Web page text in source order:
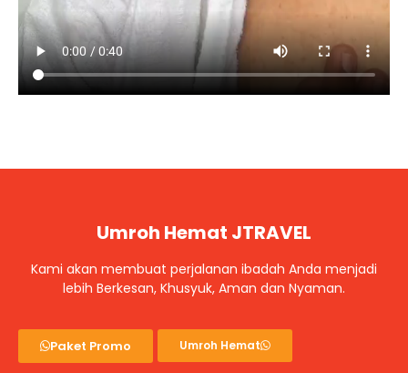
Umroh Hemat JTRAVEL
Kami akan membuat perjalanan ibadah Anda menjadi
lebih Berkesan, Khusyuk, Aman dan Nyaman.
Paket Promo Umroh Hemat